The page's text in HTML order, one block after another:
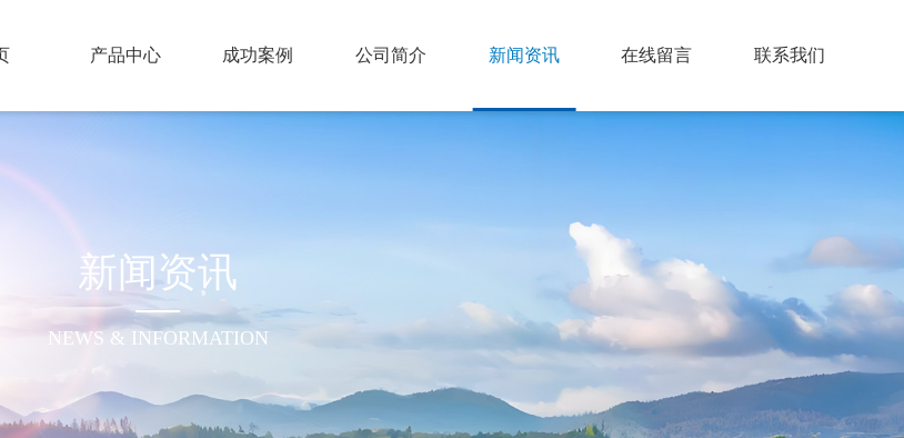
产品中心 成功案例 公司简介 新闻资讯 在线留言 联系我们
新闻资讯
NEWS & INFORMATION